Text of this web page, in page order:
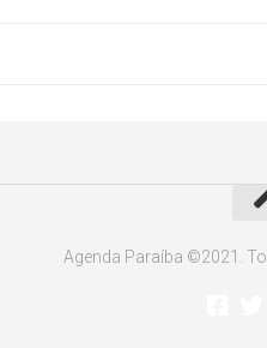
Agenda Paraíba ©2021.